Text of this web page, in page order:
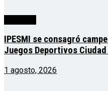
IPESMI se consagró
Juegos Deportivos
1 agosto, 2026